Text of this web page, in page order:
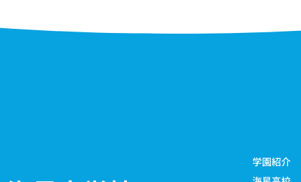
学園紹介